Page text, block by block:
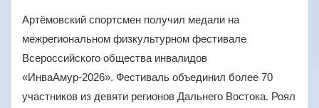
Артёмовский спортсмен получил медали на
межрегиональном физкультурном фестивале
Всероссийского общества инвалидов
«ИнваАмур‑2026». Фестиваль объединил более 70
участников из девяти регионов Дальнего Востока. Роял